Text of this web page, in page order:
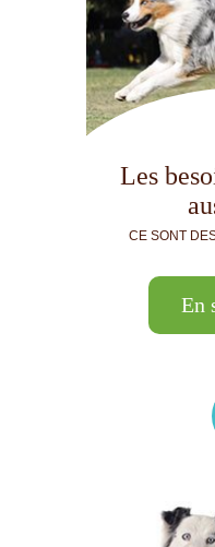
Les
CE SONT
En